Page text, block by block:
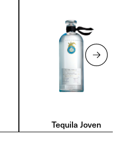
Tequila Joven